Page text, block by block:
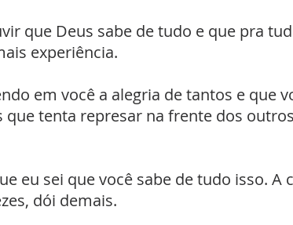
que Deus sabe de tudo e que pra
experiência.
em você a alegria de tantos e que
que tenta represar na frente dos
eu sei que você sabe de tudo isso. A
dói demais.